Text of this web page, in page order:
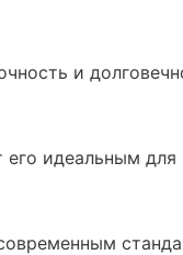
и
идеальным для